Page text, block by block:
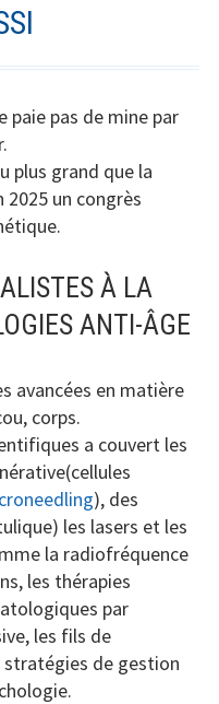
paie pas de mine par
plus grand que la
2025 un congrès
À LA
ANTI-ÂGE
avancées en matière
corps.
a couvert les
), des
les lasers et les
la radiofréquence
les thérapies
par
les fils de
stratégies de gestion